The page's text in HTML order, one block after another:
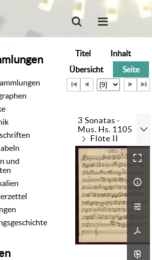
und
Titel
Inhalt
Übersicht
Seite
3 Sonatas -
Mus. Hs. 1105
Flöte II